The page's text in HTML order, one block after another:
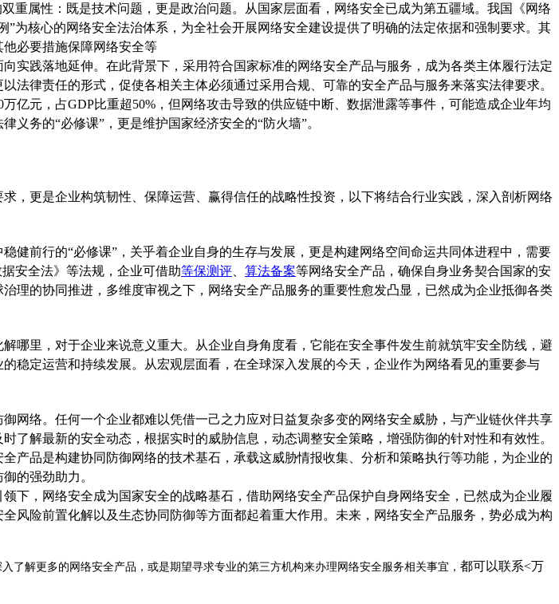
重属性：既是技术问题，更是政治问题。从国家层面看，网络安全已成为第五疆域。我国《网络
为核心的网络安全法治体系，为全社会开展网络安全建设提供了明确的法定依据和强制要求。其
必要措施保障网络安全等
实践落地延伸。在此背景下，采用符合国家标准的网络安全产品与服务，成为各类主体履行法定
律责任的形式，促使各相关主体必须通过采用合规、可靠的安全产品与服务来落实法律要求。
亿元，占GDP比重超50%，但网络攻击导致的供应链中断、数据泄露等事件，可能造成企业年均
务的“必修课”，更是维护国家经济安全的“防火墙”。
，更是企业构筑韧性、保障运营、赢得信任的战略性投资，以下将结合行业实践，深入剖析网络
健前行的“必修课”，关乎着企业自身的生存与发展，更是构建网络空间命运共同体进程中，需要
安全法》等法规，企业可借助等保测评 算法备案等网络安全产品，确保自身业务契合国家的安
理的协同推进，多维度审视之下，网络安全产品服务的重要性愈发凸显，已然成为企业抵御各类
哪里，对于企业来说意义重大。从企业自身角度看，它能在安全事件发生前就筑牢安全防线，避
稳定运营和持续发展。从宏观层面看，在全球深入发展的今天，企业作为网络看见的重要参与
网络。任何一个企业都难以凭借一己之力应对日益复杂多变的网络安全威胁，与产业链伙伴共享
解最新的安全动态，根据实时的威胁信息，动态调整安全策略，增强防御的针对性和有效性。
产品是构建协同防御网络的技术基石，承载这威胁情报收集、分析和策略执行等功能，为企业的
的强劲助力。
下，网络安全成为国家安全的战略基石，借助网络安全产品保护自身网络安全，已然成为企业履
风险前置化解以及生态协同防御等方面都起着重大作用。未来，网络安全产品服务，势必成为构
解更多的网络安全产品，或是期望寻求专业的第三方机构来办理网络安全服务相关事宜， 都可以联系<万